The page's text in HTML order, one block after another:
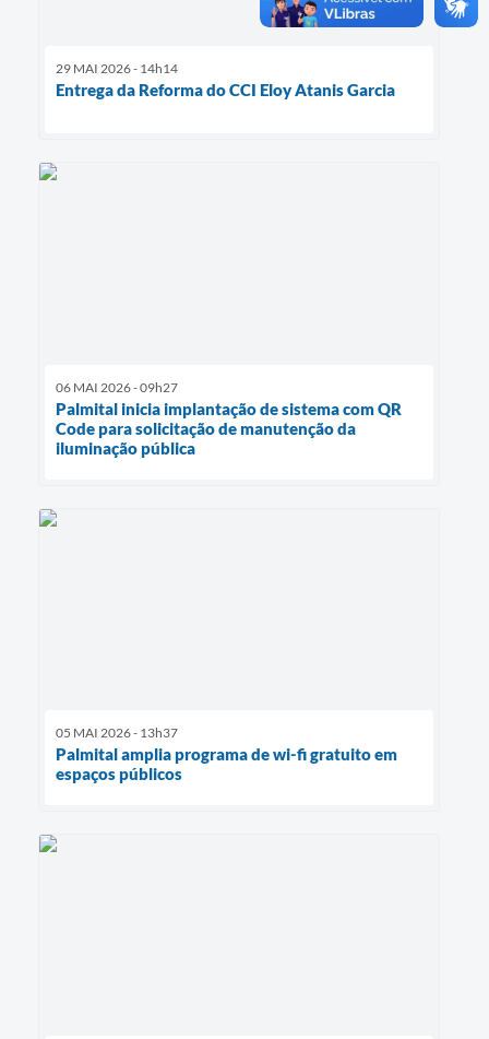
29 MAI 2026 - 14h14
Entrega da Reforma do CCI Eloy Atanis Garcia
06 MAI 2026 - 09h27
Palmital inicia implantação de sistema com QR
Code para solicitação de manutenção da
iluminação pública
05 MAI 2026 - 13h37
Palmital amplia programa de wi-fi gratuito em
espaços públicos